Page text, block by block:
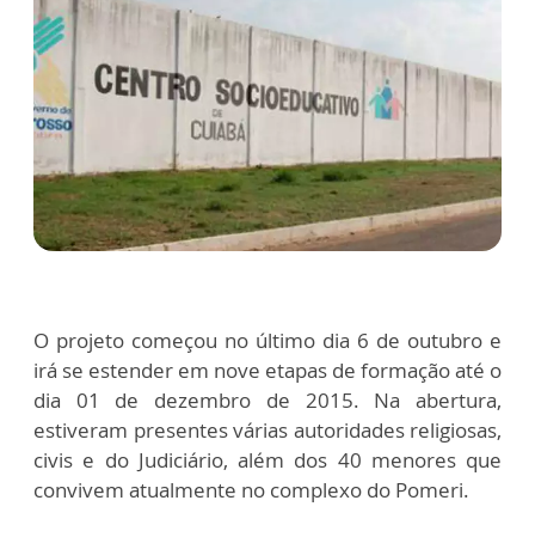
O projeto começou no último dia 6 de outubro e
irá se estender em nove etapas de formação até o
dia 01 de dezembro de 2015. Na abertura,
estiveram presentes várias autoridades religiosas,
civis e do Judiciário, além dos 40 menores que
convivem atualmente no complexo do Pomeri.